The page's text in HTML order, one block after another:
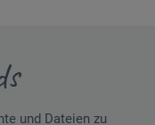
und Dateien zu